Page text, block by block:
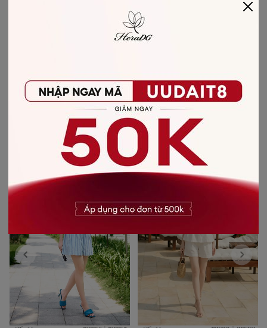
- Ủi ở nhiệt độ thấp, nên lật mặt trái sản phẩm, không ủi trực tiếp lên hình
Chất liệu: vải Crepe
CÓ THỂ BẠN SẼ THÍCH
-20%